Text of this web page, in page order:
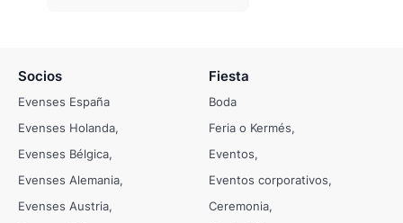
Socios
Evenses España
Evenses Holanda
Evenses Bélgica
Evenses Alemania
Evenses Austria
Fiesta
Boda
Feria o Kermés
Eventos
Eventos corporativos
Ceremonia